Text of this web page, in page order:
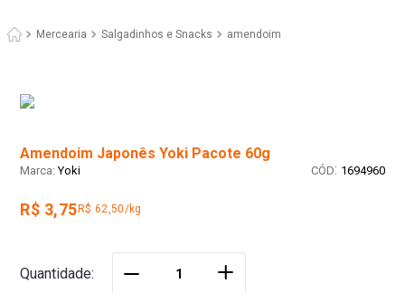
Mercearia Salgadinhos e Snacks amendoim
Amendoim Japonês Yoki Pacote 60g
Yoki : 1694960
R$ 3,75 R$ 62,50/kg
Quantidade ＋